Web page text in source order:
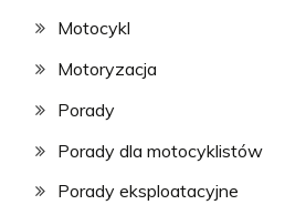
Motocykl
Motoryzacja
Porady
Porady dla motocyklistów
Porady eksploatacyjne